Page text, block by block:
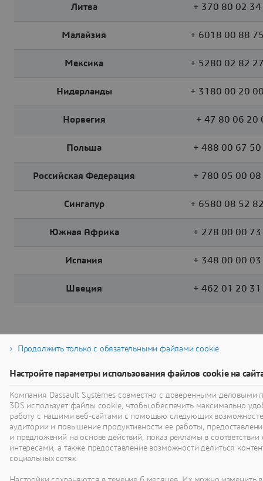
Литва + 370 80 02 34
Малайзия + 6018 00 88
Мексика + 5280 02 82
Нидерланды + 3180 00 20
Норвегия + 47 80 06 20
Польша + 488 00 67 50
Российская Федерация + 780 05 00 08
Сингапур + 6580 08 52
Южная Африка + 278 00 00 73
Испания + 348 00 00 03
Швеция + 462 01 20 31
Продолжить только с обязательными файлами cookie
Настройте параметры использования файлов cookie на
Компания Dassault Systèmes совместно с доверенными деловыми
3DS использует файлы cookie, чтобы обеспечить максимально
работу с нашими веб-сайтами с помощью следующих
аудитории и повышение продуктивности ее работы,
и предложений на основе действий, показ рекламы в соответствии
интересами, а также предоставление возможности делиться
социальных сетях.